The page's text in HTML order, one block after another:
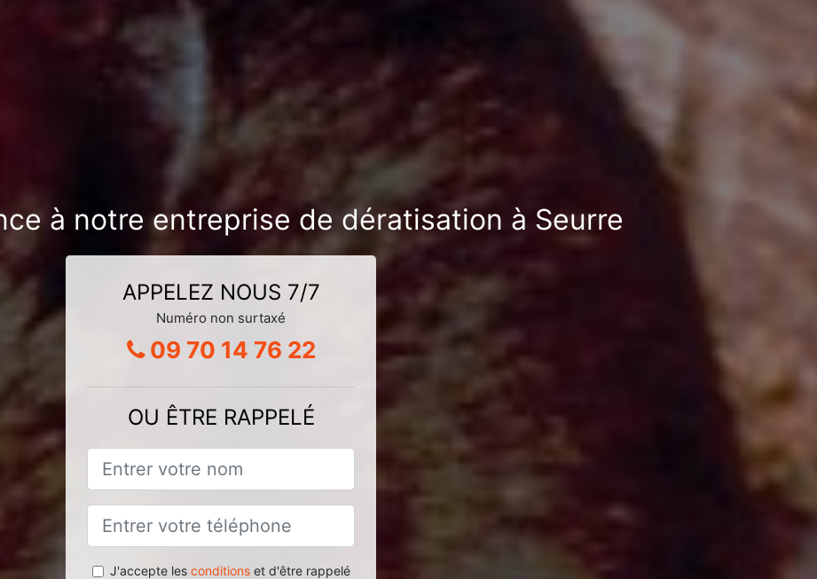
à notre entreprise de dératisation à Seurre
APPELEZ NOUS 7/7
Numéro non surtaxé
09 70 14 76 22
OU ÊTRE RAPPELÉ
J'accepte les conditionset d'être rappelé